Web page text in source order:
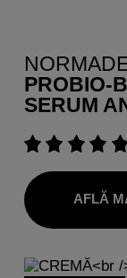
PROBIO-
SERUM
AFLĂ